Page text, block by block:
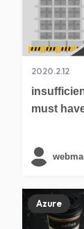
2020.2.12
must
Azure